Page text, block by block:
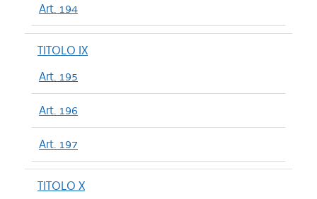
Art. 194
TITOLO IX
Art. 195
Art. 196
Art. 197
TITOLO X